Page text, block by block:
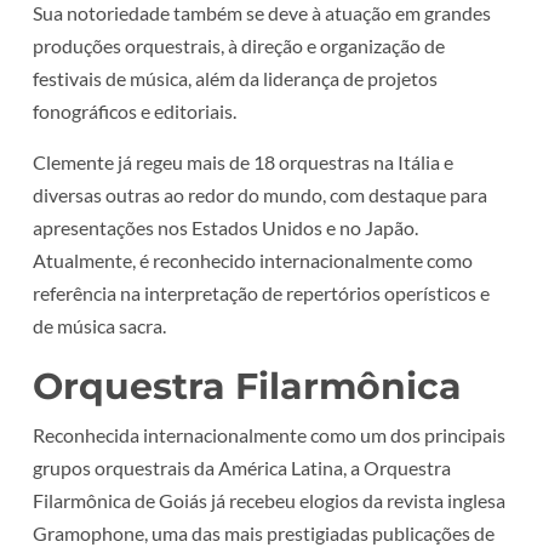
Sua notoriedade também se deve à atuação em grandes
produções orquestrais, à direção e organização de
festivais de música, além da liderança de projetos
fonográficos e editoriais.
Clemente já regeu mais de 18 orquestras na Itália e
diversas outras ao redor do mundo, com destaque para
apresentações nos Estados Unidos e no Japão.
Atualmente, é reconhecido internacionalmente como
referência na interpretação de repertórios operísticos e
de música sacra.
Orquestra Filarmônica
Reconhecida internacionalmente como um dos principais
grupos orquestrais da América Latina, a Orquestra
Filarmônica de Goiás já recebeu elogios da revista inglesa
Gramophone, uma das mais prestigiadas publicações de